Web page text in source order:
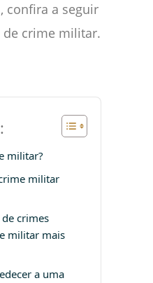
confira a seguir
crime militar.
militar?
militar
crimes
militar mais
a uma